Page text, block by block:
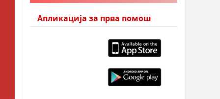
Апликација за прва помош